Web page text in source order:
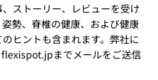
ストーリー、レビューを受け
勢、脊椎の健康、および健康
ヒントも含まれます。弊社に
までメールをご送信